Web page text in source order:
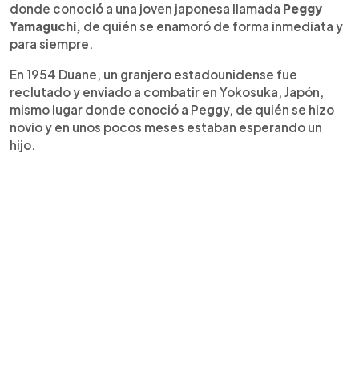
donde conoció a una joven japonesa llamada Peggy
Yamaguchi, de quién se enamoró de forma inmediata y
para siempre.
En 1954 Duane, un granjero estadounidense fue
reclutado y enviado a combatir en Yokosuka, Japón,
mismo lugar donde conoció a Peggy, de quién se hizo
novio y en unos pocos meses estaban esperando un
hijo.